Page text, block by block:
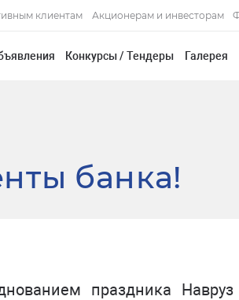
клиентам Акционерам и инвесторам
Конкурсы / Тендеры Галерея
банка!
праздника